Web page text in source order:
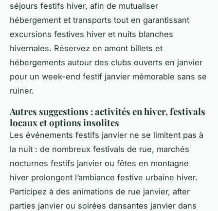
séjours festifs hiver, afin de mutualiser
hébergement et transports tout en garantissant
excursions festives hiver et nuits blanches
hivernales. Réservez en amont billets et
hébergements autour des clubs ouverts en janvier
pour un week-end festif janvier mémorable sans se
ruiner.
Autres suggestions : activités en hiver, festivals
locaux et options insolites
Les événements festifs janvier ne se limitent pas à
la nuit : de nombreux festivals de rue, marchés
nocturnes festifs janvier ou fêtes en montagne
hiver prolongent l’ambiance festive urbaine hiver.
Participez à des animations de rue janvier, after
parties janvier ou soirées dansantes janvier dans